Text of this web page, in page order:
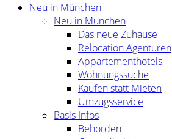
Neu in München
Neu in München
Das neue Zuhause
Relocation Agenturen
Appartementhotels
Wohnungssuche
Kaufen statt Mieten
Umzugsservice
Basis Infos
Behörden